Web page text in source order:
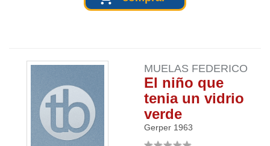
MUELAS FEDERICO
El niño que
tenia un vidrio
verde
Gerper 1963